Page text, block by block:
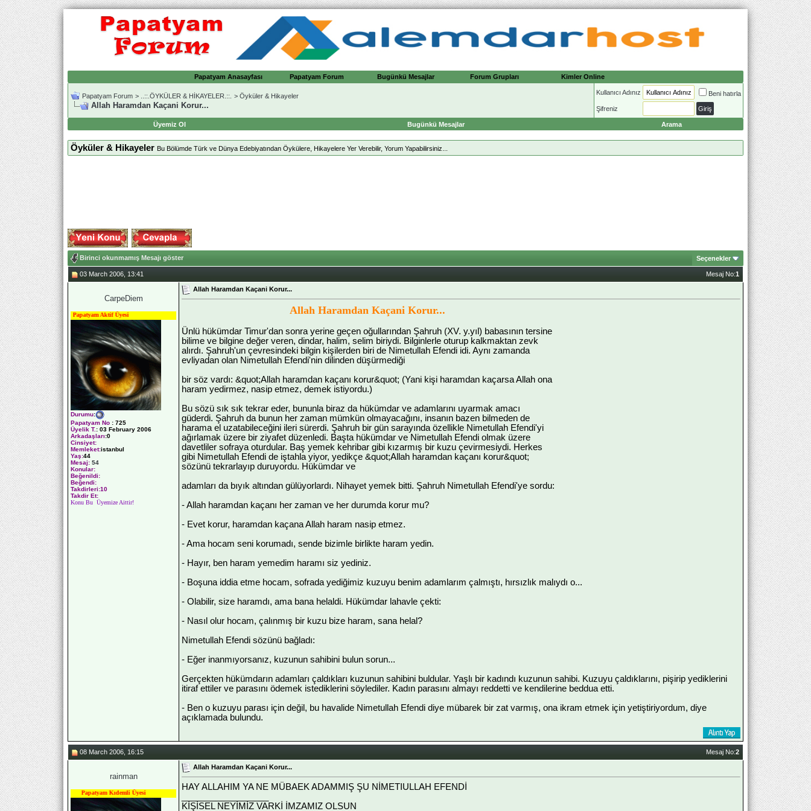
Papatyam Anasayfası Papatyam Forum Bugünkü Mesajlar Forum Grupları Kimler Online
Papatyam Forum > ..::.ÖYKÜLER & HİKAYELER.::. > Öyküler & Hikayeler
Allah Haramdan Kaçani Korur...
Kullanıcı Adınız Beni hatırla
Şifreniz
Üyemiz Ol Bugünkü Mesajlar Arama
Öyküler & Hikayeler Bu Bölümde Türk ve Dünya Edebiyatından Öykülere, Hikayelere Yer Verebilir, Yorum Yapabilirsiniz...
Birinci okunmamış Mesajı göster Seçenekler
03 March 2006, 13:41 Mesaj No:1
CarpeDiem
Papatyam Aktif Üyesi
Durumu:
Papatyam No : 725
Üyelik T.: 03 February 2006
Arkadaşları:0
Cinsiyet:
Memleket:istanbul
Yaş:44
Mesaj: 54
Konular:
Beğenildi:
Beğendi:
Takdirleri:10
Takdir Et:
Konu Bu Üyemize Aittir!
Allah Haramdan Kaçani Korur...
Allah Haramdan Kaçani Korur...
Ünlü hükümdar Timur'dan sonra yerine geçen oğullarından Şahruh (XV. y.yıl) babasının tersine
bilime ve bilgine değer veren, dindar, halim, selim biriydi. Bilginlerle oturup kalkmaktan zevk
alırdı. Şahruh'un çevresindeki bilgin kişilerden biri de Nimetullah Efendi idi. Aynı zamanda
evliyadan olan Nimetullah Efendi'nin dilinden düşürmediği
bir söz vardı: &quot;Allah haramdan kaçanı korur&quot; (Yani kişi haramdan kaçarsa Allah ona
haram yedirmez, nasip etmez, demek istiyordu.)
Bu sözü sık sık tekrar eder, bununla biraz da hükümdar ve adamlarını uyarmak amacı
güderdi. Şahruh da bunun her zaman mümkün olmayacağını, insanın bazen bilmeden de
harama el uzatabileceğini ileri sürerdi. Şahruh bir gün sarayında özellikle Nimetullah Efendi'yi
ağırlamak üzere bir ziyafet düzenledi. Başta hükümdar ve Nimetullah Efendi olmak üzere
davetliler sofraya oturdular. Baş yemek kehribar gibi kızarmış bir kuzu çevirmesiydi. Herkes
gibi Nimetullah Efendi de iştahla yiyor, yedikçe &quot;Allah haramdan kaçanı korur&quot;
sözünü tekrarlayıp duruyordu. Hükümdar ve
adamları da bıyık altından gülüyorlardı. Nihayet yemek bitti. Şahruh Nimetullah Efendi'ye sordu:
- Allah haramdan kaçanı her zaman ve her durumda korur mu?
- Evet korur, haramdan kaçana Allah haram nasip etmez.
- Ama hocam seni korumadı, sende bizimle birlikte haram yedin.
- Hayır, ben haram yemedim haramı siz yediniz.
- Boşuna iddia etme hocam, sofrada yediğimiz kuzuyu benim adamlarım çalmıştı, hırsızlık malıydı o...
- Olabilir, size haramdı, ama bana helaldi. Hükümdar lahavle çekti:
- Nasıl olur hocam, çalınmış bir kuzu bize haram, sana helal?
Nimetullah Efendi sözünü bağladı:
- Eğer inanmıyorsanız, kuzunun sahibini bulun sorun...
Gerçekten hükümdarın adamları çaldıkları kuzunun sahibini buldular. Yaşlı bir kadındı kuzunun sahibi. Kuzuyu çaldıklarını, pişirip yediklerini
itiraf ettiler ve parasını ödemek istediklerini söylediler. Kadın parasını almayı reddetti ve kendilerine beddua etti.
- Ben o kuzuyu parası için değil, bu havalide Nimetullah Efendi diye mübarek bir zat varmış, ona ikram etmek için yetiştiriyordum, diye
açıklamada bulundu.
08 March 2006, 16:15 Mesaj No:2
rainman
Papatyam Kıdemli Üyesi
Allah Haramdan Kaçani Korur...
HAY ALLAHIM YA NE MÜBAEK ADAMMIŞ ŞU NİMETIULLAH EFENDİ
KİŞİSEL NEYİMİZ VARKİ İMZAMIZ OLSUN